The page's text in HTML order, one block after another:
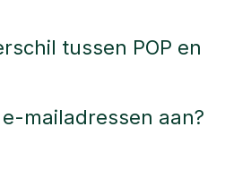
tussen POP en
mailadressen aan?